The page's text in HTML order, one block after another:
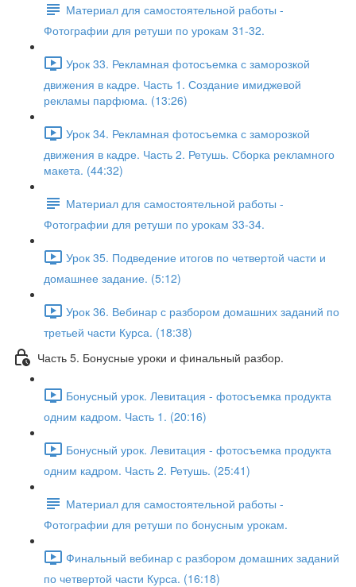
Материал для самостоятельной работы -
Фотографии для ретуши по урокам 31-32.
Урок 33. Рекламная фотосъемка с заморозкой
движения в кадре. Часть 1. Создание имиджевой
рекламы парфюма. (13:26)
Урок 34. Рекламная фотосъемка с заморозкой
движения в кадре. Часть 2. Ретушь. Сборка рекламного
макета. (44:32)
Материал для самостоятельной работы -
Фотографии для ретуши по урокам 33-34.
Урок 35. Подведение итогов по четвертой части и
домашнее задание. (5:12)
Урок 36. Вебинар с разбором домашних заданий по
третьей части Курса. (18:38)
Часть 5. Бонусные уроки и финальный разбор.
Бонусный урок. Левитация - фотосъемка продукта
одним кадром. Часть 1. (20:16)
Бонусный урок. Левитация - фотосъемка продукта
одним кадром. Часть 2. Ретушь. (25:41)
Материал для самостоятельной работы -
Фотографии для ретуши по бонусным урокам.
Финальный вебинар с разбором домашних заданий
по четвертой части Курса. (16:18)